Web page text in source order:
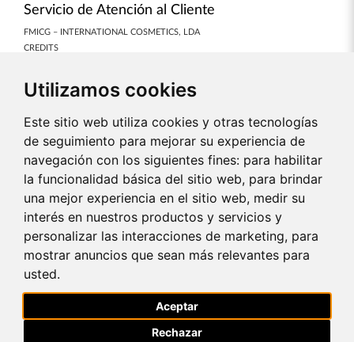
Servicio de Atención al Cliente
FMICG – INTERNATIONAL COSMETICS, LDA
CREDITS
Nuestras colecciones
PERFUMES
MAQUILLAJE
SUPLEMENTOS
CASA
🔁MARCAS ASOCIADAS🔁
ÚLTIMAS OPORTUNIDADES
GIFTBOX
TOP VENTAS PERFUMES
NUEVOS PRODUCTOS
Sobre la empresa
Utilizamos cookies
Este sitio web utiliza cookies y otras tecnologías
de seguimiento para mejorar su experiencia de
navegación con los siguientes fines: para habilitar
la funcionalidad básica del sitio web, para brindar
una mejor experiencia en el sitio web, medir su
interés en nuestros productos y servicios y
personalizar las interacciones de marketing, para
mostrar anuncios que sean más relevantes para
usted.
Aceptar
Rechazar